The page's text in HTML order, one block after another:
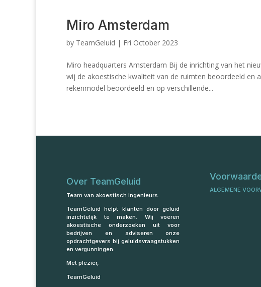
Miro Amsterdam
by TeamGeluid | Fri October 2023
Miro headquarters Amsterdam Bij de inrichting van het
wij de akoestische kwaliteit van de ruimten beoordeeld en
rekenmodel beoordeeld en op verschillende...
Over TeamGeluid
Team van akoestisch ingenieurs.
TeamGeluid helpt klanten door geluid
inzichtelijk te maken. Wij voeren
akoestische onderzoeken uit voor
bedrijven en adviseren onze
opdrachtgevers bij geluidsvraagstukken
en vergunningen.
Met plezier,
TeamGeluid
ALGEMENE